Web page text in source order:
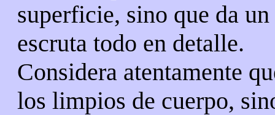
superficie, sino que da
escruta todo en detalle.
Considera atentamente
los limpios de cuerpo,